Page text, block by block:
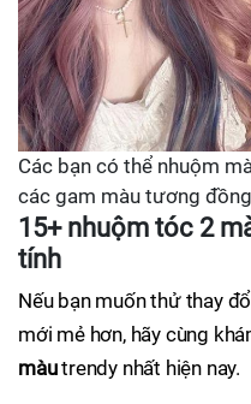
Các bạn có thể nhuộm
các gam màu tương
15+ nhuộm tóc 2
tính
Nếu bạn muốn thử thay
mới mẻ hơn, hãy cùng
màutrendy nhất hiện nay.